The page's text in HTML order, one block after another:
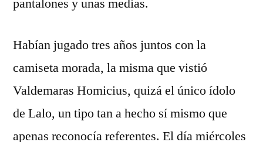
pantalones y unas medias.
Habían jugado tres años juntos con la
camiseta morada, la misma que vistió
Valdemaras Homicius, quizá el único ídolo
de Lalo, un tipo tan a hecho sí mismo que
apenas reconocía referentes. El día miércoles